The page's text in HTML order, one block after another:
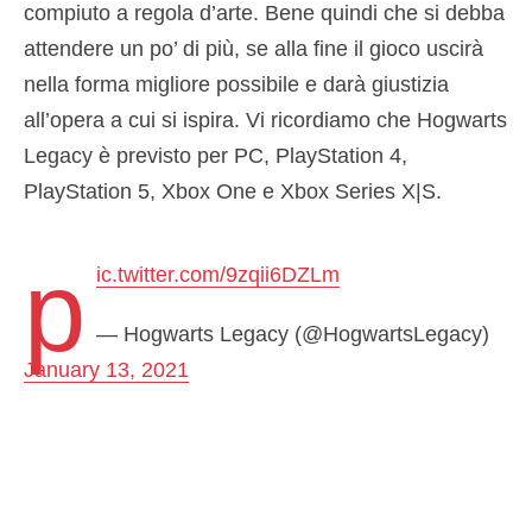
compiuto a regola d’arte. Bene quindi che si debba
attendere un po’ di più, se alla fine il gioco uscirà
nella forma migliore possibile e darà giustizia
all’opera a cui si ispira. Vi ricordiamo che Hogwarts
Legacy è previsto per PC, PlayStation 4,
PlayStation 5, Xbox One e Xbox Series X|S.
p ic.twitter.com/9zqii6DZLm
— Hogwarts Legacy (@HogwartsLegacy)
January 13, 2021